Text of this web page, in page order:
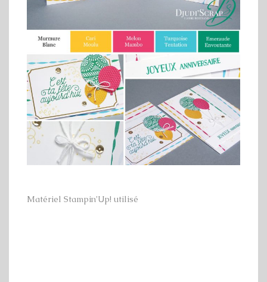
Matériel Stampin’Up! utilisé